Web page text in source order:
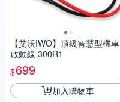
【艾沃IWO】頂級智慧型機車
啟動線 300R1
$699
加入購物車